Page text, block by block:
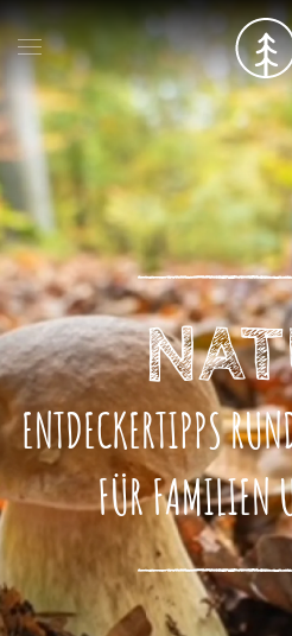
Skip to main content
ENTDECKERTIPPS
FÜR FAMILIEN